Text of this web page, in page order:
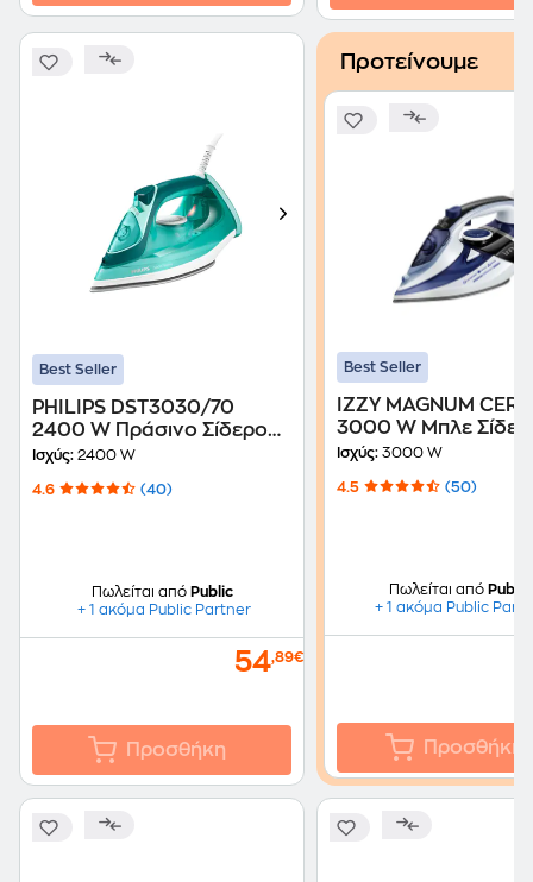
Best Seller
PHILIPS DST3030/70
2400 W Πράσινο Σίδερο
Ατμού
Ισχύς: 2400 W
4.6 (40)
Πωλείται από Public
+ 1 ακόμα Public Partner
54,89€
Προσθήκη
Προτείνουμε
Best Seller
IZZY MAGNUM
3000 W Μπλε
Ατμού
Ισχύς: 3000 W
4.5 (50)
Πωλείται από Public
+ 1 ακόμα Public
Προσθήκη